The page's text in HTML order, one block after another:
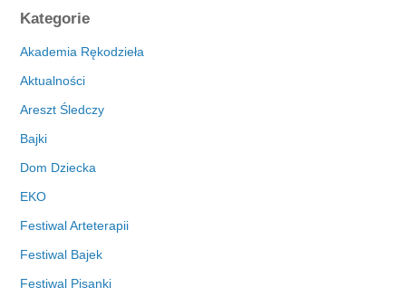
c
h
i
a
Kategorie
Akademia Rękodzieła
Aktualności
Areszt Śledczy
Bajki
Dom Dziecka
EKO
Festiwal Arteterapii
Festiwal Bajek
Festiwal Pisanki